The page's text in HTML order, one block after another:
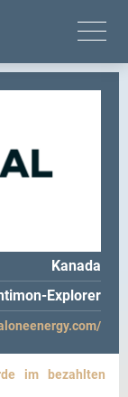
Kanada
Explorer
im bezahlten